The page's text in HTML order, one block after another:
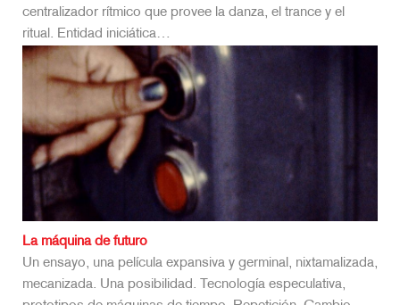
centralizador rítmico que provee la danza, el trance y el
ritual. Entidad iniciática…
La máquina de futuro
Un ensayo, una película expansiva y germinal, nixtamalizada,
mecanizada. Una posibilidad. Tecnología especulativa,